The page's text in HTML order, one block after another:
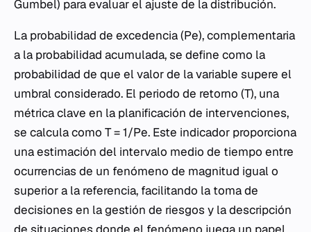
Gumbel) para evaluar el ajuste de la distribución.
La probabilidad de excedencia (Pe), complementaria
a la probabilidad acumulada, se define como la
probabilidad de que el valor de la variable supere el
umbral considerado. El periodo de retorno (T), una
métrica clave en la planificación de intervenciones,
se calcula como T = 1/Pe. Este indicador proporciona
una estimación del intervalo medio de tiempo entre
ocurrencias de un fenómeno de magnitud igual o
superior a la referencia, facilitando la toma de
decisiones en la gestión de riesgos y la descripción